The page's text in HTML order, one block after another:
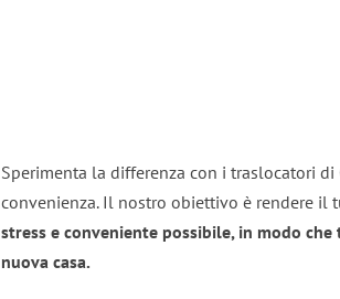
Sperimenta la differenza con i traslocatori
convenienza. Il nostro obiettivo è rendere il
stress e conveniente possibile, in modo
nuova casa.